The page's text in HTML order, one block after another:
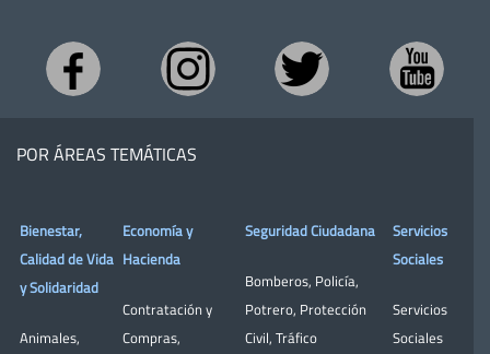
POR ÁREAS TEMÁTICAS
Bienestar,
Calidad de Vida
y Solidaridad
Animales,
Economía y
Hacienda
Contratación y
Compras,
Seguridad Ciudadana
Bomberos, Policía,
Potrero, Protección
Civil, Tráfico
Servicios
Sociales
Servicios
Sociales